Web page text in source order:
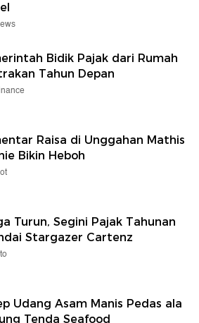
Bidik Pajak dari Rumah
Tahun Depan
Raisa di Unggahan Mathis
Bikin Heboh
Turun, Segini Pajak Tahunan
Stargazer Cartenz
Udang Asam Manis Pedas ala
Tenda Seafood